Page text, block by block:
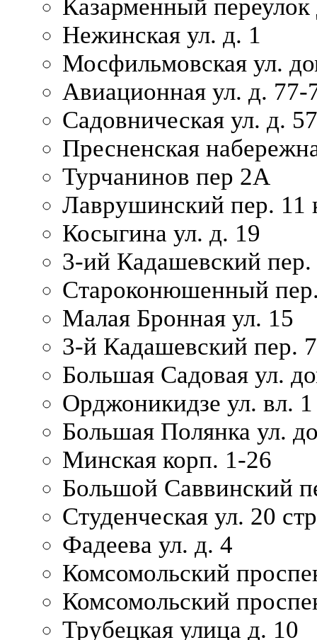
Казарменный переулок
Нежинская ул. д. 1
Мосфильмовская ул.
Авиационная ул. д. 77-
Садовническая ул. д.
Пресненская
Турчанинов пер 2А
Лаврушинский пер. 11
Косыгина ул. д. 19
3-ий Кадашевский пер.
Староконюшенный
Малая Бронная ул. 15
3-й Кадашевский пер.
Большая Садовая ул.
Орджоникидзе ул. вл. 1
Большая Полянка ул.
Минская корп. 1-26
Большой Саввинский
Студенческая ул. 20
Фадеева ул. д. 4
Комсомольский
Комсомольский
Трубецкая улица д. 10